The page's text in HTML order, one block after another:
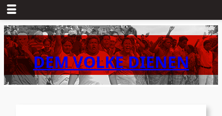
Zum
Inhalt
springenDEM VOLKE DIENEN